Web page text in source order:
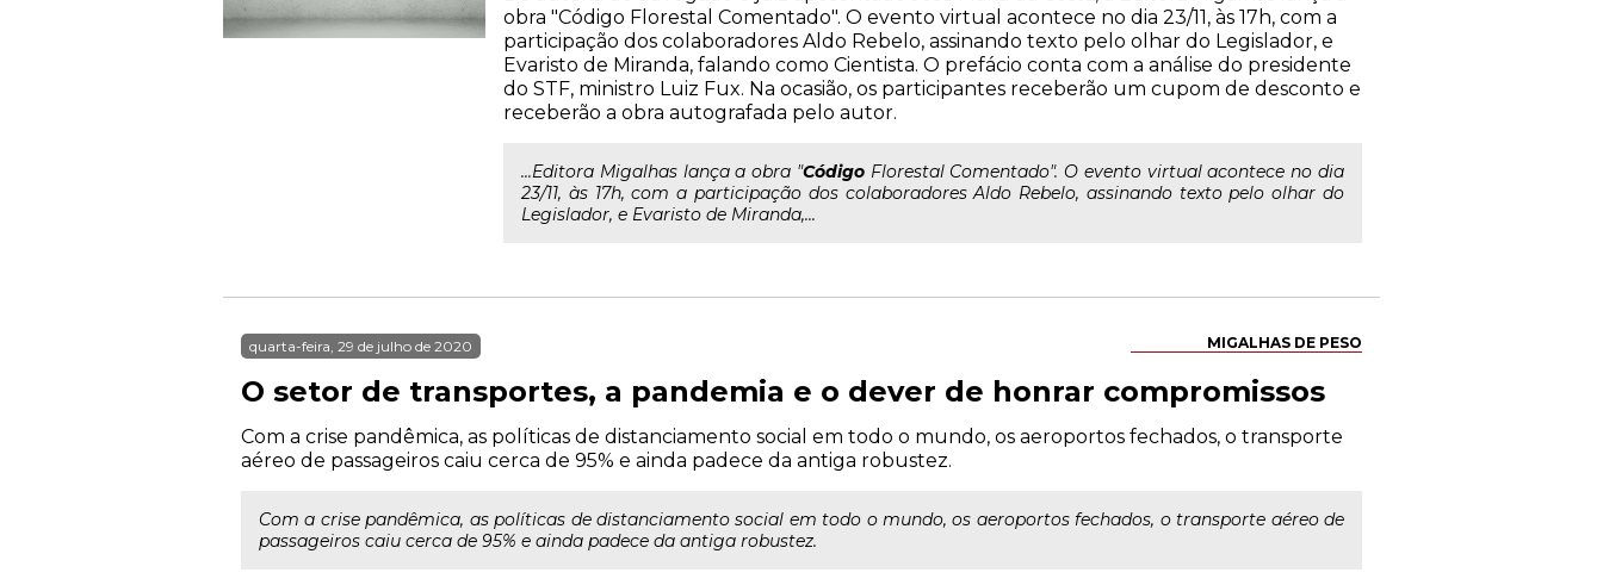
obra "Código Florestal Comentado". O evento virtual acontece no dia 23/11, às 17h, com a
participação dos colaboradores Aldo Rebelo, assinando texto pelo olhar do Legislador, e
Evaristo de Miranda, falando como Cientista. O prefácio conta com a análise do presidente
do STF, ministro Luiz Fux. Na ocasião, os participantes receberão um cupom de desconto e
receberão a obra autografada pelo autor.
...Editora Migalhas lança a obra "CódigoFlorestal Comentado". O evento virtual acontece no dia
23/11, às 17h, com a participação dos colaboradores Aldo Rebelo, assinando texto pelo olhar do
Legislador, e Evaristo de Miranda,...
MIGALHAS DE PESO
quarta-feira, 29 de julho de 2020
O setor de transportes, a pandemia e o dever de honrar compromissos
Com a crise pandêmica, as políticas de distanciamento social em todo o mundo, os aeroportos fechados, o transporte
aéreo de passageiros caiu cerca de 95% e ainda padece da antiga robustez.
Com a crise pandêmica, as políticas de distanciamento social em todo o mundo, os aeroportos fechados, o transporte aéreo de
passageiros caiu cerca de 95% e ainda padece da antiga robustez.